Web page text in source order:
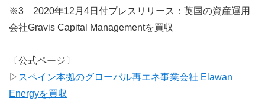
※3 2020年12月4日付プレスリリース：英国の資産運用
会社Gravis Capital Managementを買収
〔公式ページ〕
▷ スペイン本拠のグローバル再エネ事業会社 Elawan
Energyを買収